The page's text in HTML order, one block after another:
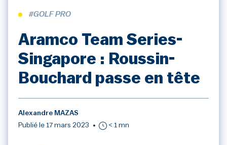
#GOLF PRO
Aramco Team Series-
Singapore : Roussin-
Bouchard passe en tête
Alexandre MAZAS
Publié le 17 mars 2023
< 1 mn